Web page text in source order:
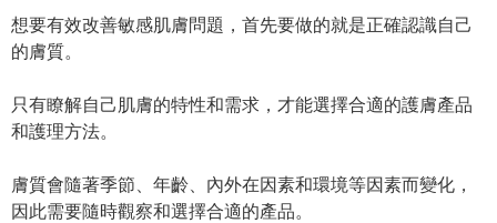
想要有效改善敏感肌膚問題，首先要做的就是正確認識自己
的膚質。
只有瞭解自己肌膚的特性和需求，才能選擇合適的護膚產品
和護理方法。
膚質會隨著季節、年齡、內外在因素和環境等因素而變化，
因此需要隨時觀察和選擇合適的產品。